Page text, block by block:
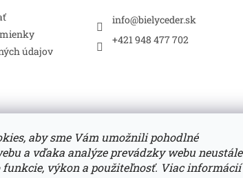
aby sme Vám umožnili pohodlné
a vďaka analýze prevádzky webu neustále
funkcie, výkon a použiteľnosť. Viac informácií
údajov
info@bielyceder.sk
+421 948 477 702
Zboží.cz Heureka.sk